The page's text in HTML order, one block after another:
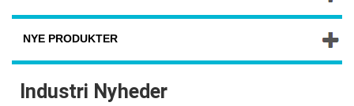
NYE PRODUKTER
Industri Nyheder